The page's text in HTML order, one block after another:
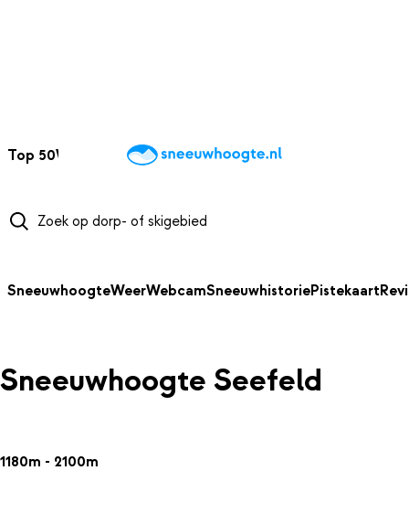
Top 50Webcams WintersportweerKaarten
SneeuwhoogteWeerWebcamSneeuwhistoriePistekaart
Sneeuwhoogte Seefeld
1180m - 2100m